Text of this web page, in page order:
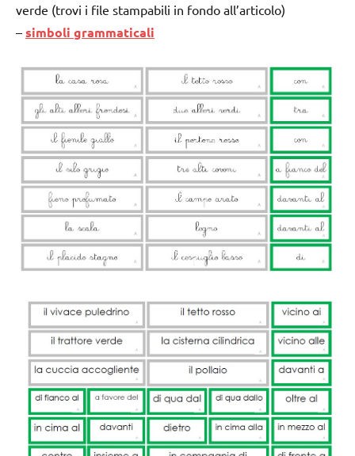
verde (trovi i file stampabili in fondo all’articolo)
– simboli grammaticali